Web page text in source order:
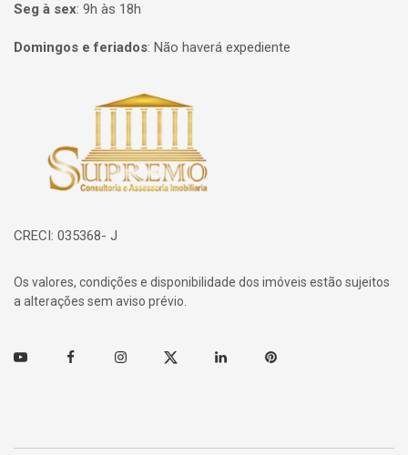
Seg à sex: 9h às 18h
Domingos e feriados: Não haverá expediente
Página inicial
CRECI: 035368- J
Os valores, condições e disponibilidade dos imóveis estão sujeitos
a alterações sem aviso prévio.
Youtube FacebookInstagramTwitter Linkedin Pinterest